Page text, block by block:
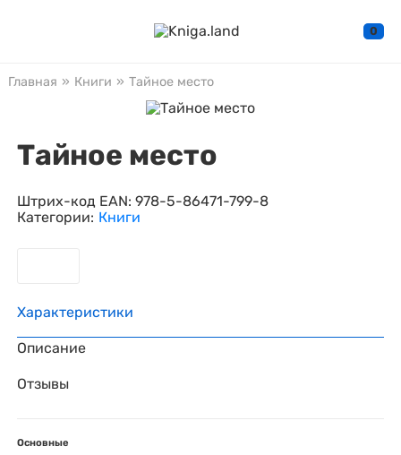
0
Главная » Книги » Тайное место
Тайное место
Штрих-код EAN: 978-5-86471-799-8
Категории: Книги
Характеристики
Описание
Отзывы
Основные